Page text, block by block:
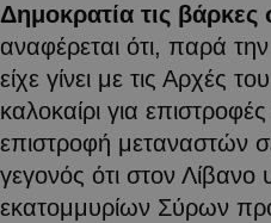
Δημοκρατία τις βάρκες
αναφέρεται ότι, παρά
είχε γίνει με τις Αρχές
καλοκαίρι για
επιστροφή μεταναστών
γεγονός ότι στον
εκατομμυρίων Σύρων